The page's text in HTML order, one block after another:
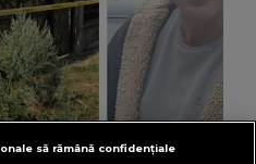
să rămână confidențiale